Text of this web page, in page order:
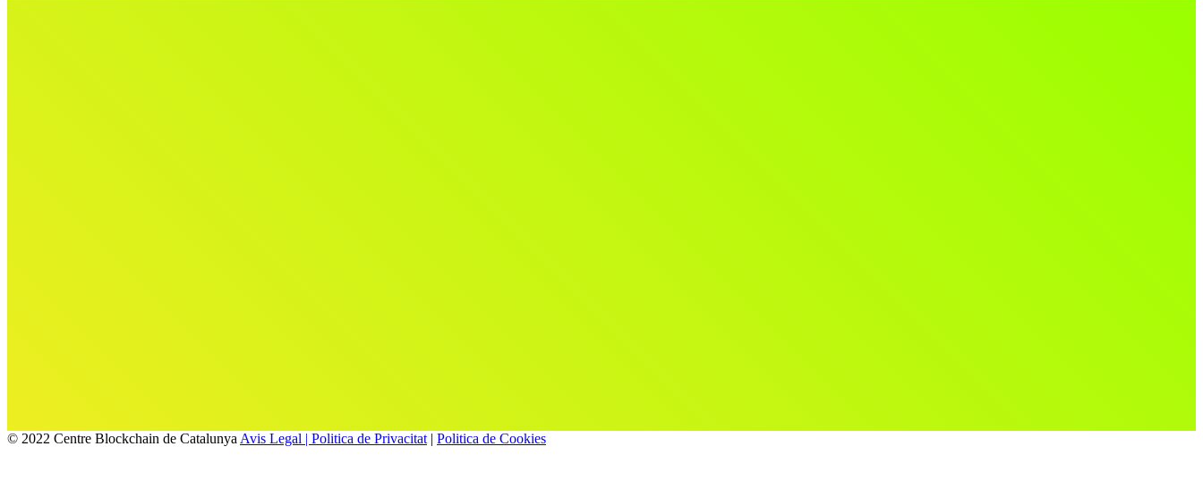
© 2022 Centre Blockchain de Catalunya Avis Legal | Politica de Privacitat | Politica de Cookies